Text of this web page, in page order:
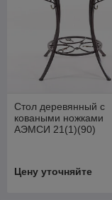
Стол деревянный с
коваными ножками
АЭМСИ 21(1)(90)
Цену уточняйте